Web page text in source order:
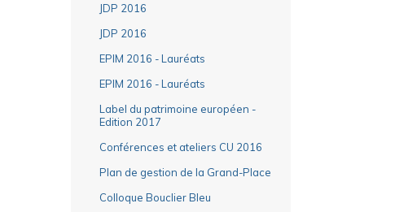
JDP 2016
JDP 2016
EPIM 2016 - Lauréats
EPIM 2016 - Lauréats
Label du patrimoine européen -
Edition 2017
Conférences et ateliers CU 2016
Plan de gestion de la Grand-Place
Colloque Bouclier Bleu